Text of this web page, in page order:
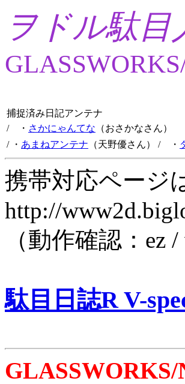
ヲドル駄目
捕捉済み日記アンテナ
/ ・ さかにゃんてな （おさかなさん）
/ ・ あまねアンテナ （天野優さん） / ・
携帯対応ページ
http://
（動作確認：ez
駄目日誌R V-